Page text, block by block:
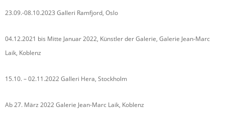
23.09.-08.10.2023 Galleri Ramfjord, Oslo
04.12.2021 bis Mitte Januar 2022, Künstler der Galerie, Galerie Jean-Marc
Laik, Koblenz
15.10. – 02.11.2022 Galleri Hera, Stockholm
Ab 27. März 2022 Galerie Jean-Marc Laik, Koblenz